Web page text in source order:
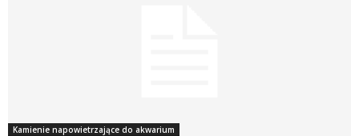
Kamienie napowietrzające do akwarium